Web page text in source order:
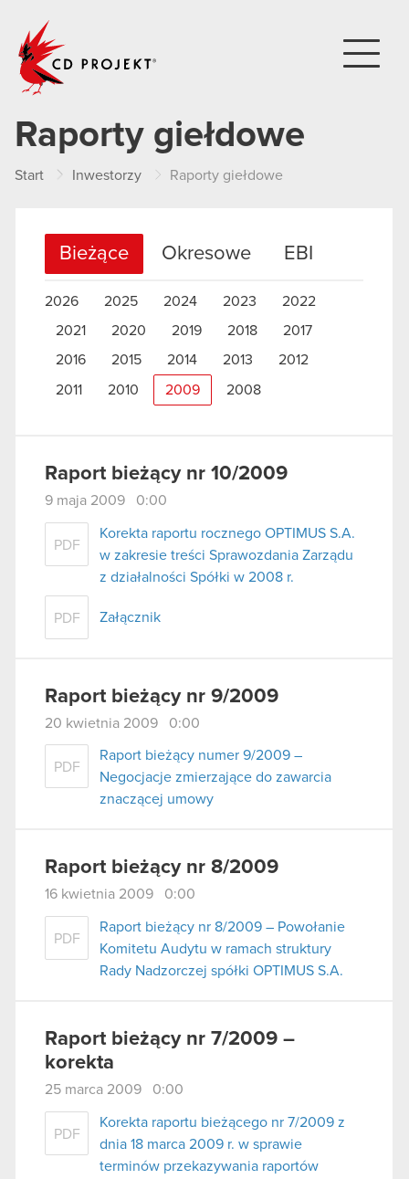
Raporty giełdowe
Start Inwestorzy Raporty giełdowe
Bieżące Okresowe EBI
2026 2025 2024 2023
2022
2021
2020 2019 2018
2017
2016
2015 2014 2013 2012
2011 2010 2009 2008
Raport bieżący nr 10/2009
9 maja 2009 0:00
PDF
Korekta raportu rocznego OPTIMUS S.A.
w zakresie treści Sprawozdania Zarządu
z działalności Spółki w 2008 r.
PDF Załącznik
Raport bieżący nr 9/2009
20 kwietnia 2009 0:00
PDF
Raport bieżący numer 9/2009 –
Negocjacje zmierzające do zawarcia
znaczącej umowy
Raport bieżący nr 8/2009
16 kwietnia 2009 0:00
PDF
Raport bieżący nr 8/2009 – Powołanie
Komitetu Audytu w ramach struktury
Rady Nadzorczej spółki OPTIMUS S.A.
Raport bieżący nr 7/2009 –
korekta
25 marca 2009 0:00
PDF
Korekta raportu bieżącego nr 7/2009 z
dnia 18 marca 2009 r. w sprawie
terminów przekazywania raportów